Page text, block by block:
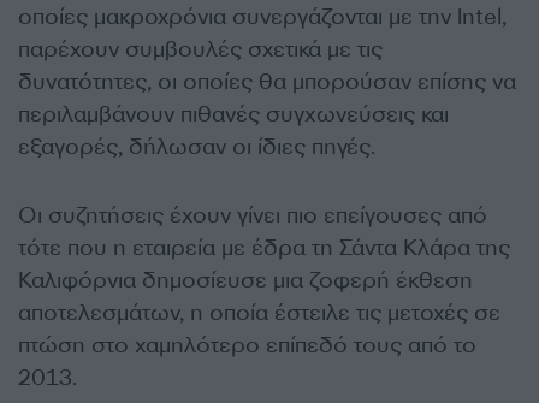
οποίες μακροχρόνια συνεργάζονται με την Intel,
παρέχουν συμβουλές σχετικά με τις
δυνατότητες, οι οποίες θα μπορούσαν επίσης να
περιλαμβάνουν πιθανές συγχωνεύσεις και
εξαγορές, δήλωσαν οι ίδιες πηγές.
Οι συζητήσεις έχουν γίνει πιο επείγουσες από
τότε που η εταιρεία με έδρα τη Σάντα Κλάρα της
Καλιφόρνια δημοσίευσε μια ζοφερή έκθεση
αποτελεσμάτων, η οποία έστειλε τις μετοχές σε
πτώση στο χαμηλότερο επίπεδό τους από το
2013.